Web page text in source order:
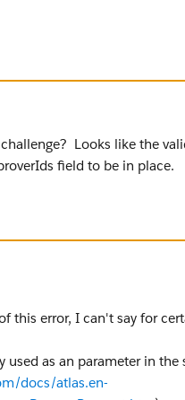
Looks like the
field to be in place.
this error, I can't say for
used as an parameter in the
docs/atlas.en-